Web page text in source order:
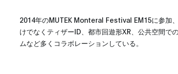
2014年のMUTEK Monteral Festival EM15に参加
けでなくティザーID、都市回遊形XR、公共空間で
ムなど多くコラボレーションしている。